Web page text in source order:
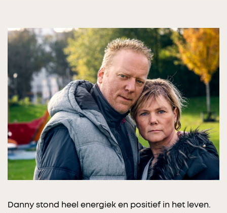
Danny stond heel energiek en positief in het leven.